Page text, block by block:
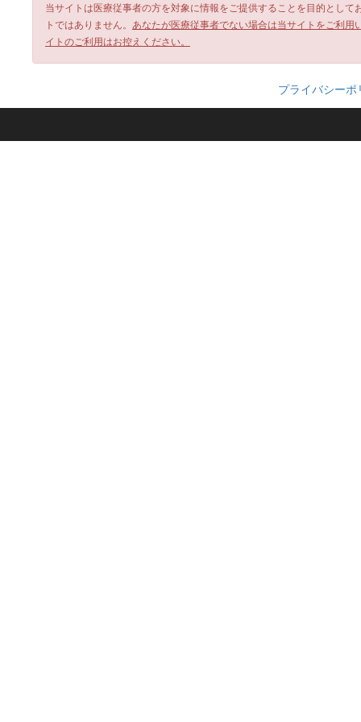
当サイトは医療従事者の方を対象に情報をご提供することを目的とし
トではありません。 あなたが医療従事者でない場合は当サイトをご利
イトのご利用はお控えください。
プライバシーポ